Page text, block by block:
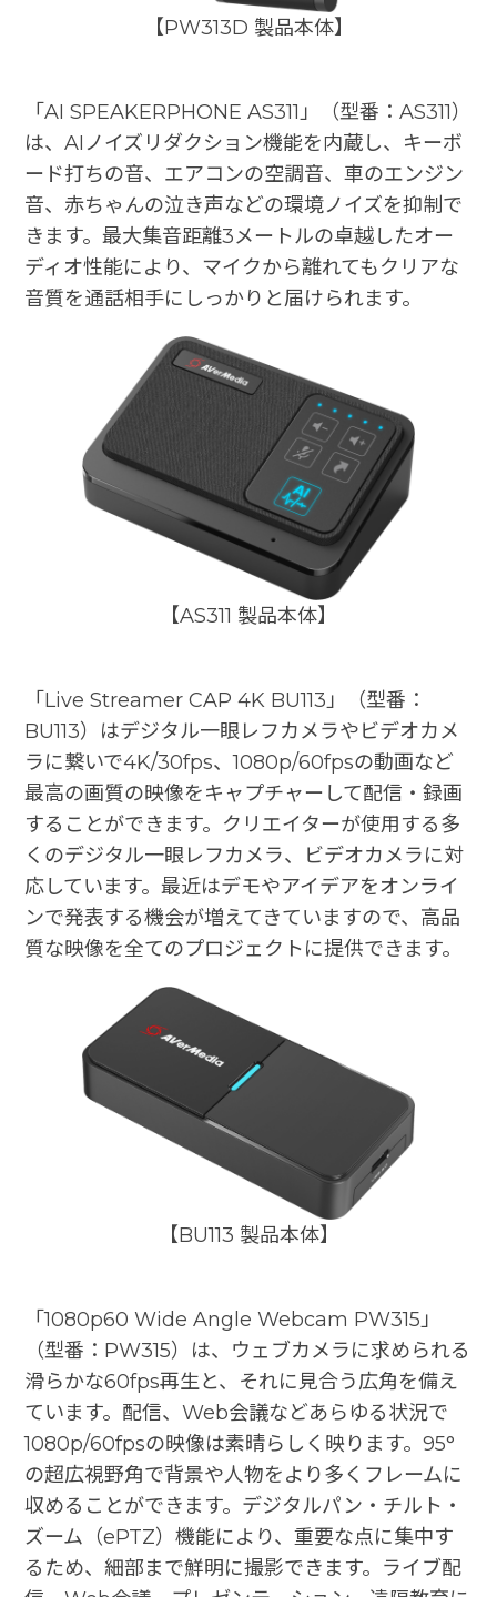
【PW313D 製品本体】
「AI SPEAKERPHONE AS311」（型番：AS311）
は、AIノイズリダクション機能を内蔵し、キーボ
ード打ちの音、エアコンの空調音、車のエンジン
音、赤ちゃんの泣き声などの環境ノイズを抑制で
きます。最大集音距離3メートルの卓越したオー
ディオ性能により、マイクから離れてもクリアな
音質を通話相手にしっかりと届けられます。
【AS311 製品本体】
「Live Streamer CAP 4K BU113」（型番：
BU113）はデジタル一眼レフカメラやビデオカメ
ラに繋いで4K/30fps、1080p/60fpsの動画など
最高の画質の映像をキャプチャーして配信・録画
することができます。クリエイターが使用する多
くのデジタル一眼レフカメラ、ビデオカメラに対
応しています。最近はデモやアイデアをオンライ
ンで発表する機会が増えてきていますので、高品
質な映像を全てのプロジェクトに提供できます。
【BU113 製品本体】
「1080p60 Wide Angle Webcam PW315」
（型番：PW315）は、ウェブカメラに求められる
滑らかな60fps再生と、それに見合う広角を備え
ています。配信、Web会議などあらゆる状況で
1080p/60fpsの映像は素晴らしく映ります。95°
の超広視野角で背景や人物をより多くフレームに
収めることができます。デジタルパン・チルト・
ズーム（ePTZ）機能により、重要な点に集中す
るため、細部まで鮮明に撮影できます。ライブ配